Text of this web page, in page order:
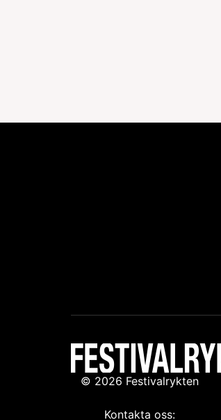
© 2026 Festivalrykten
Kontakta oss: